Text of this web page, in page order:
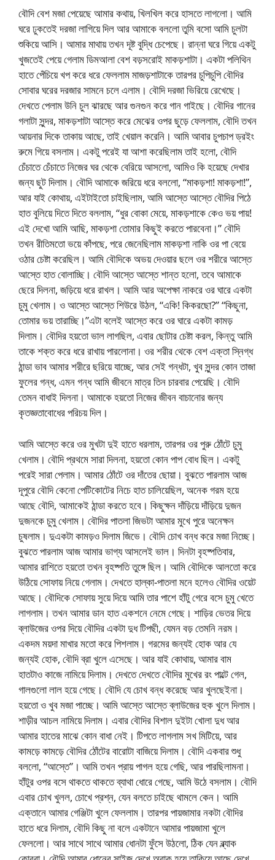
বৌদি বেশ মজা পেয়েছে আমার কথায়, খিলখিল করে হাসতে লাগলো। আমি
ঘরে ঢুকতেই দরজা লাগিয়ে দিল আর আমাকে বললো তুমি বসো আমি চুলটা
শুকিয়ে আসি। আমার মাথায় তখন দূষ্ট বুদ্ধি চেপেছে। রান্না ঘরে গিয়ে একটু
খুজতেই পেয়ে গেলাম ডিমআলা বেশ বড়সরোই মাকড়শাটা। একটা পলিথিন
হাতে পেঁচিয়ে খপ করে ধরে ফেললাম মাজড়শাটাকে তারপর চুপিচুপি বৌদির
সোবার ঘরের দরজার সামনে চলে এলাম। বৌদি দরজা ভিরিয়ে রেখেছে।
দেখতে পেলাম উনি চুল ঝারছে আর গুনগুন করে গান গাইছে। বৌদির গানের
গলাটা সুন্দর, মাকড়শাটা আস্তে করে মেঝের ওপর ছুড়ে ফেললাম, বৌদি তখন
আয়নার দিকে তাকায় আছে, তাই খেয়াল করেনি। আমি আবার চুপচাপ ড্রইং
রুমে গিয়ে বসলাম। একটু পরেই যা আশা করেছিলাম তাই হলো, বৌদি
চেঁচাতে চেঁচাতে নিজের ঘর থেকে বেরিয়ে আসলো, আমিও কি হয়েছে দেখার
জন্য ছুট দিলাম। বৌদি আমাকে জরিয়ে ধরে বললো, “মাকড়শা! মাকড়শা!”,
আর যাই কোথায়, এইটাইতো চাইছিলাম, আমি আস্তে আস্তে বৌদির পিঠে
হাত বুলিয়ে দিতে দিতে বললাম, “ধুর বোকা মেয়ে, মাকড়শাকে কেও ভয় পায়!
এই দেখো আমি আছি, মাকড়শা তোমার কিছুই করতে পারবেনা।” বৌদি
তখন রীতিমতো ভয়ে কাঁপছে, পরে জেনেছিলাম মাকড়শা নাকি ওর পা বেয়ে
ওঠার চেষ্টা করেছিল। আমি বৌদিকে অভয় দেওয়ার ছলে ওর শরীরে আস্তে
আস্তে হাত বোলাচ্ছি। বৌদি আস্তে আস্তে শান্ত হলো, তবে আমাকে
ছেরে দিলনা, জড়িয়ে ধরে রাখল। আমি আর অপেক্ষা নাকরে ওর ঘারে একটা
চুমু খেলাম। ও আস্তে আস্তে শিউরে উঠল, “একি! কিকরছো?” “কিছুনা,
তোমার ভয় তারাচ্ছি।”এটা বলেই আস্তে করে ওর ঘারে একটা কামড়
দিলাম। বৌদির হয়তো ভাল লাগছিল, এবার ছোটার চেষ্টা করল, কিন্তু আমি
তাকে শক্ত করে ধরে রাখায় পারলোনা। ওর শরীর থেকে বেশ এক্তা স্নিগ্ধ
ঠান্ডা ভাব আমার শরীরে ছরিয়ে যাচ্ছে, আর সেই গন্ধটা, খুব সুন্দর কোন তাজা
ফুলের গন্ধ, এমন গন্ধ আমি জীবনে মাত্র তিন চারবার পেয়েছি। বৌদি
তেমন বাধাই দিলনা। আমাকে হয়তো নিজের জীবন বাচানোর জন্য
কৃতজ্ঞতাবোধের পরিচয় দিল।
আমি আস্তে করে ওর মুখটা দুই হাতে ধরলাম, তারপর ওর পুরু ঠোঁটে চুমু
খেলাম। বৌদি প্রথমে সারা দিলনা, হয়তো কোন পাপ বোধ ছিল। একটু
পরেই সারা পেলাম। আমার ঠোঁটে ওর দাঁতের ছোয়া। বুঝতে পারলাম আজ
দূপুরে বৌদি কেনো পেটিকোটের নিচে হাত চালিয়েছিল, অনেক গরম হয়ে
আছে বৌদি, আমাকেই ঠান্ডা করতে হবে। কিছুক্ষন দাঁড়িয়ে দাঁড়িয়ে দুজন
দুজনকে চুমু খেলাম। বৌদির পাতলা জিভটা আমার মুখে পুরে অনেক্ষন
চুষলাম। দুএকটা কামড়ও দিলাম জিভে। বৌদি চোখ বন্ধ করে মজা নিচ্ছে।
বুঝতে পারলাম আজ আমার ভাগ্য আসলেই ভাল। দিনটা বৃহষ্পতিবার,
আমার রাশিতে হয়তো তখন বৃহষ্পতি তুঙ্গে ছিল। আমি বৌদিকে আলতো করে
উঠিয়ে সোফায় নিয়ে গেলাম। দেখতে হাল্কা-পাতলা মনে হলেও বৌদির ওয়েট
আছে। বৌদিকে সোফায় সুয়ে দিয়ে আমি তার পাশে হাঁটু গেরে বসে চুমু খেতে
লাগলাম। তখন আমার ডান হাত একশনে নেমে গেছে। শাড়ির ভেতর দিয়ে
ব্লাউজের ওপর দিয়ে বৌদির একটা দুধ টিপছী, যেমন বড় তেমনি নরম।
একদম ময়দা মাখার মতো করে পিশলাম। গরমের জন্যই হোক আর যে
জন্যই হোক, বৌদি ব্রা খুলে এসেছে। আর যাই কোথায়, আমার বাম
হাতটাও কাজে নামিয়ে দিলাম। দেখতে দেখতে বৌদির মুখের রং পাল্টে গেল,
গালগুলো লাল হয়ে গেছে। বৌদি যে চোখ বন্ধ করেছে আর খুলছেইনা।
হয়তো ও খুব মজা পাচ্ছে। আমি আস্তে আস্তে ব্লাউজের হুক খুলে দিলাম।
শাড়ীর আচল নামিয়ে দিলাম। এবার বৌদির বিশাল দুইটা খোলা দুধ আর
আমার হাতের মাঝে কোন বাধা নেই। টিপতে লাগলাম সখ মিটিয়ে, আর
কামড়ে কামড়ে বৌদির ঠোঁটের বারোটা বাজিয়ে দিলাম। বৌদি একবার শুধু
বললো, “আস্তে”। আমি তখন প্রায় পাগল হয়ে গেছি, আর পারছিলামনা।
হাঁটুর ওপর বসে থাকতে থাকতে ব্যাথা ধোরে গেছে, আমি উঠে বসলাম। বৌদি
এবার চোখ খুলল, চোখে প্রশ্ন, যেন বলতে চাইছে থামলে কেন। আমি
এক্তানে আমার গেঞ্জিটা খুলে ফেললাম। তারপর পায়জামার নকটা বৌদির
হাতে ধরে দিলাম, বৌদি কিছু না বলে একটানে আমার পায়জামা খুলে
ফেললো। আর সাথে সাথে আমার ধোনটা ফুঁসে উঠলো, ঠিক যেন ব্ল্যাক